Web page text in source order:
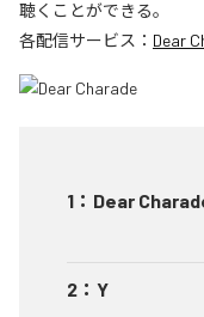
聴くことができる。
各配信サービス： Dear
1 ： Dear
2 ： Y